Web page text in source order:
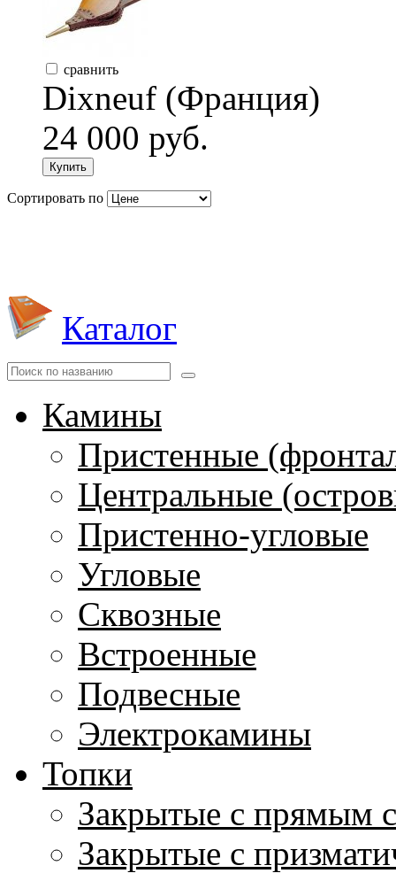
сравнить
Dixneuf (Франция)
24 000 руб.
Купить
Сортировать по
Каталог
Камины
Пристенные
Центральные
Пристенно-угловые
Угловые
Сквозные
Встроенные
Подвесные
Электрокамины
Топки
Закрытые с прямым
Закрытые с